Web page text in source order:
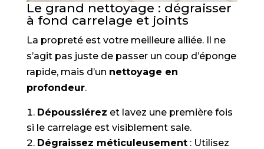
Le grand nettoyage : dégraisser
à fond carrelage et joints
La propreté est votre meilleure alliée. Il ne
s’agit pas juste de passer un coup d’éponge
rapide, mais d’un nettoyage en
profondeur.
Dépoussiérez et lavez une première fois
si le carrelage est visiblement sale.
Dégraissez méticuleusement: Utilisez